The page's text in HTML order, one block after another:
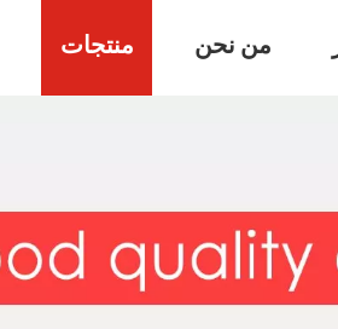
منتجات من نحن